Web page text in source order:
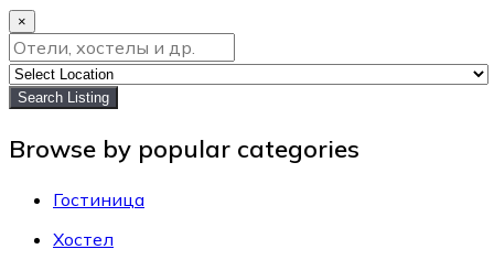
×
Search Listing
Browse by popular categories
Гостиница
Хостел